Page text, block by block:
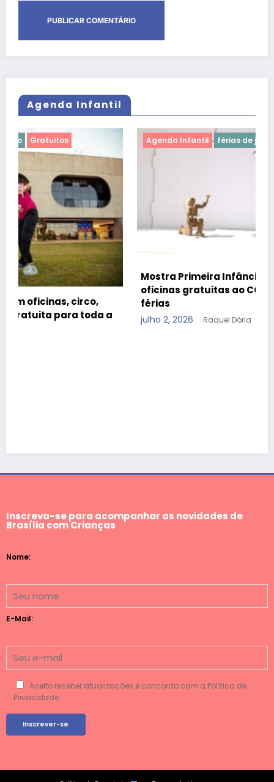
Agenda Infantil
Agenda Infantil férias de julho Gratuitos
Mostra Primeira Infância leva teatro, cinema e
oficinas gratuitas ao CCBB Brasília durante as
férias
julho 2, 2026 Raquel Dória
Inscreva-se para acompanhar as novidades de
Brasília com Crianças
Nome:
E-Mail:
Aceito receber atualizações e concordo com a Política de
Privacidade.